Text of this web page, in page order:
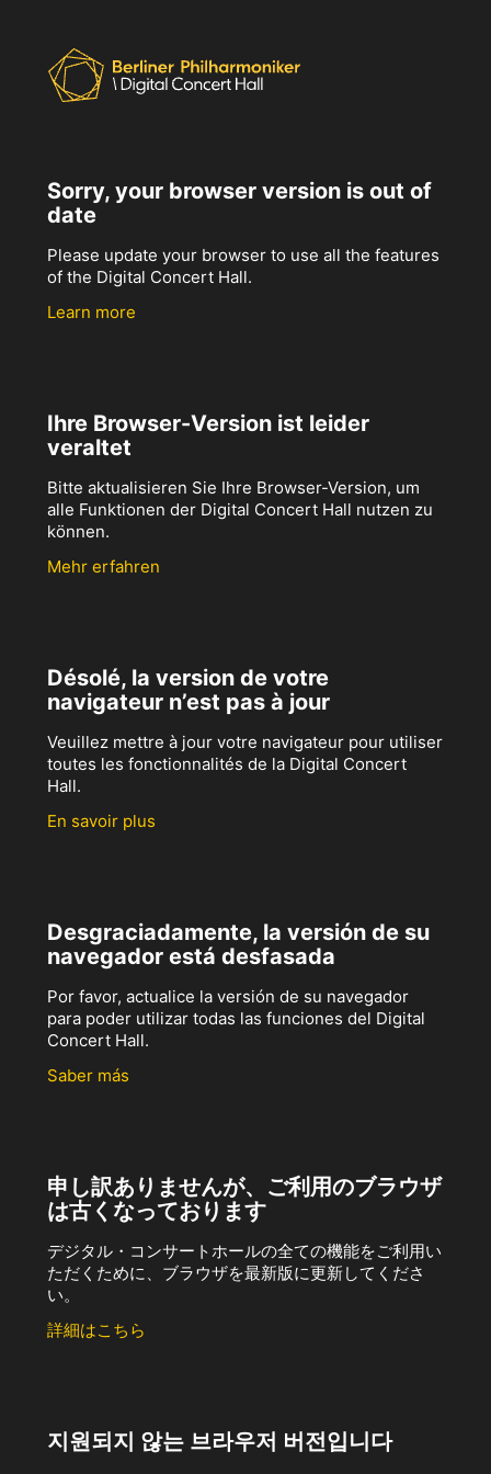
Sorry, your browser version is out of
date
Please update your browser to use all the features
of the Digital Concert Hall.
Learn more
Ihre Browser-Version ist leider
veraltet
Bitte aktualisieren Sie Ihre Browser-Version, um
alle Funktionen der Digital Concert Hall nutzen zu
können.
Mehr erfahren
Désolé, la version de votre
navigateur n’est pas à jour
Veuillez mettre à jour votre navigateur pour utiliser
toutes les fonctionnalités de la Digital Concert
Hall.
En savoir plus
Desgraciadamente, la versión de su
navegador está desfasada
Por favor, actualice la versión de su navegador
para poder utilizar todas las funciones del Digital
Concert Hall.
Saber más
申し訳ありませんが、ご利用のブラウザ
は古くなっております
デジタル・コンサートホールの全ての機能をご利用い
ただくために、ブラウザを最新版に更新してくださ
い。
詳細はこちら
지원되지 않는 브라우저 버전입니다